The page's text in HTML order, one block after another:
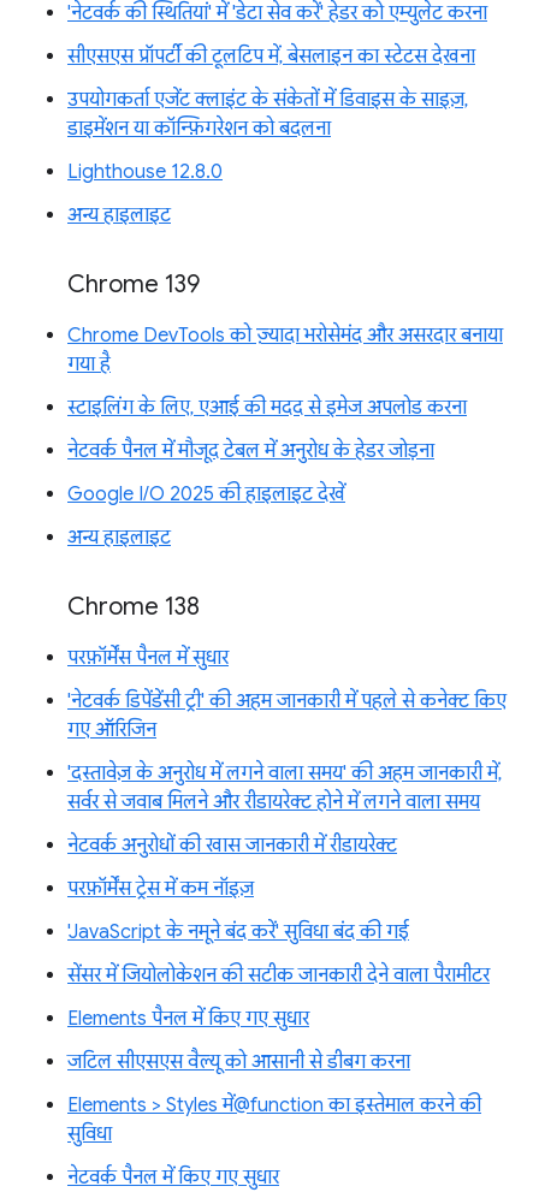
'नेटवर्क की स्थितियां' में 'डेटा सेव करें' हेडर को एम्युलेट करना
सीएसएस प्रॉपर्टी की टूलटिप में, बेसलाइन का स्टेटस देखना
उपयोगकर्ता एजेंट क्लाइंट के संकेतों में डिवाइस के साइज़,
डाइमेंशन या कॉन्फ़िगरेशन को बदलना
Lighthouse 12.8.0
अन्य हाइलाइट
Chrome 139
Chrome DevTools को ज़्यादा भरोसेमंद और असरदार बनाया
गया है
स्टाइलिंग के लिए, एआई की मदद से इमेज अपलोड करना
नेटवर्क पैनल में मौजूद टेबल में अनुरोध के हेडर जोड़ना
Google I/O 2025 की हाइलाइट देखें
अन्य हाइलाइट
Chrome 138
परफ़ॉर्मेंस पैनल में सुधार
'नेटवर्क डिपेंडेंसी ट्री' की अहम जानकारी में पहले से कनेक्ट किए
गए ऑरिजिन
'दस्तावेज़ के अनुरोध में लगने वाला समय' की अहम जानकारी में,
सर्वर से जवाब मिलने और रीडायरेक्ट होने में लगने वाला समय
नेटवर्क अनुरोधों की खास जानकारी में रीडायरेक्ट
परफ़ॉर्मेंस ट्रेस में कम नॉइज़
'JavaScript के नमूने बंद करें' सुविधा बंद की गई
सेंसर में जियोलोकेशन की सटीक जानकारी देने वाला पैरामीटर
Elements पैनल में किए गए सुधार
जटिल सीएसएस वैल्यू को आसानी से डीबग करना
Elements > Styles में@function का इस्तेमाल करने की
सुविधा
नेटवर्क पैनल में किए गए सुधार